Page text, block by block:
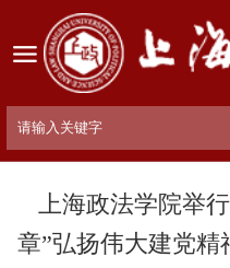
上海政法学院举
章”弘扬伟大建党